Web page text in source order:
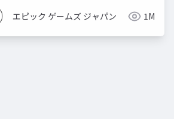
エピック ゲームズ ジャパン 1M